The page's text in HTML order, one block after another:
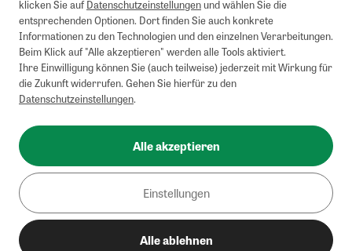
klicken Sie aufDatenschutzeinstellungenund wählen Sie die
entsprechenden Optionen. Dort finden Sie auch konkrete
Informationen zu den Technologien und den einzelnen Verarbeitungen.
Beim Klick auf "Alle akzeptieren" werden alle Tools aktiviert.
Ihre Einwilligung können Sie (auch teilweise) jederzeit mit Wirkung für
die Zukunft widerrufen. Gehen Sie hierfür zu den
Datenschutzeinstellungen.
Alle akzeptieren
Einstellungen
Alle ablehnen